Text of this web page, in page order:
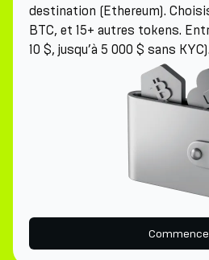
destination (Ethereum).
BTC, et 15+ autres tokens.
10 $, jusqu’à 5 000 $ sans KYC).